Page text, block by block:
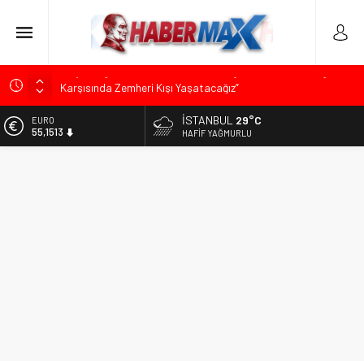
Üsküdar’da Başkan Vekili Seçimi Sonrası Siyasi Gerilim:
Muharrem İnce’den Mehmet Şimşek’e Sert Tepki: “Düşün Bu
ALTIN
6.635,91
İSTANBUL 29°C
HAFIF YAĞMURLU